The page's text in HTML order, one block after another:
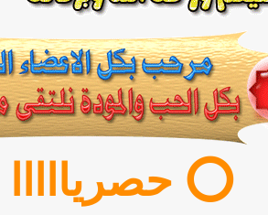
⭕️